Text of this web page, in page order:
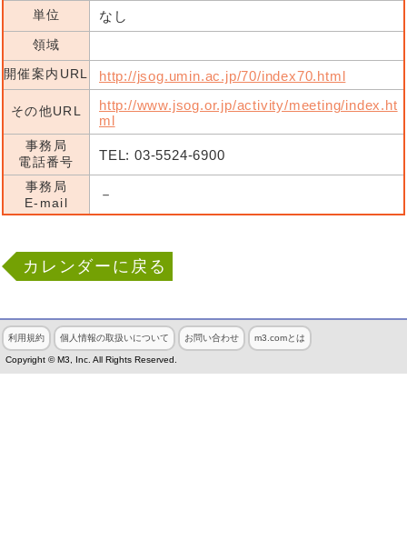
単位 なし
領域
開催案内URL
http://jsog.umin.ac.jp/70/index70.html
その他URL
http://www.jsog.or.jp/activity/meeting/index.ht
ml
事務局
電話番号
TEL: 03-5524-6900
事務局
E-mail
－
カレンダーに戻る
利用規約 個人情報の取扱いについて お問い合わせ m3.comとは
Copyright © M3, Inc. All Rights Reserved.